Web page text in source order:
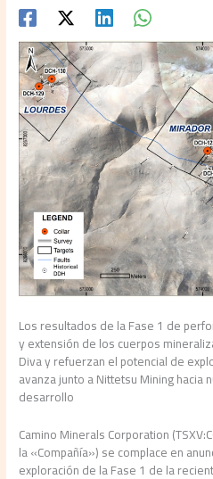
Los resultados de la Fase 1 de
y extensión de los cuerpos
Diva y refuerzan el potencial de
avanza junto a Nittetsu Mining
desarrollo
Camino Minerals Corporation
la «Compañía») se complace en
exploración de la Fase 1 de la